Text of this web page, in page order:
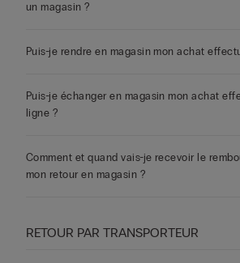
un magasin ?
Puis-je rendre en magasin mon achat
Puis-je échanger en magasin mon achat
ligne ?
Comment et quand vais-je recevoir le
mon retour en magasin ?
RETOUR PAR TRANSPORTEUR